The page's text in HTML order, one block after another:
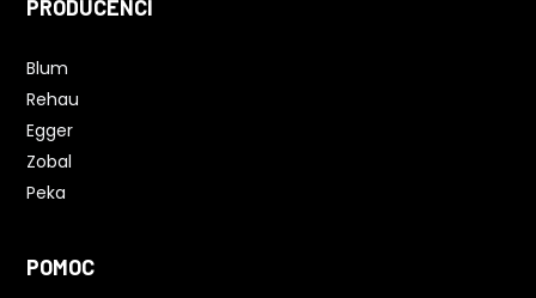
PRODUCENCI
Blum
Rehau
Egger
Zobal
Peka
POMOC